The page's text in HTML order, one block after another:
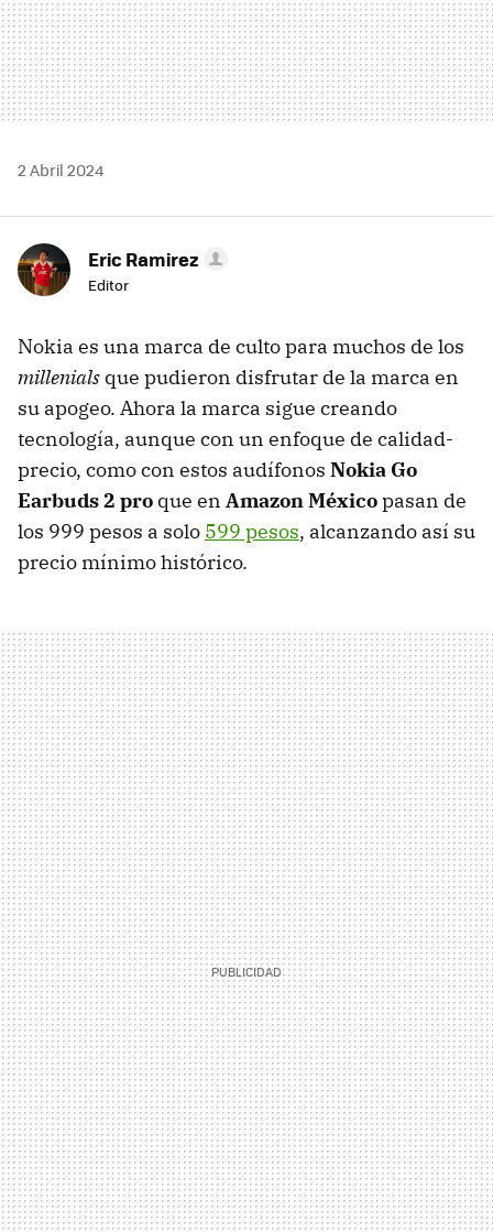
2 Abril 2024
Eric Ramirez
Editor
Nokia es una marca de culto para muchos de los
millenials que pudieron disfrutar de la marca en
su apogeo. Ahora la marca sigue creando
tecnología, aunque con un enfoque de calidad-
precio, como con estos audífonos Nokia Go
Earbuds 2 pro que en Amazon Méxicopasan de
los 999 pesos a solo 599 pesos, alcanzando así su
precio mínimo histórico.